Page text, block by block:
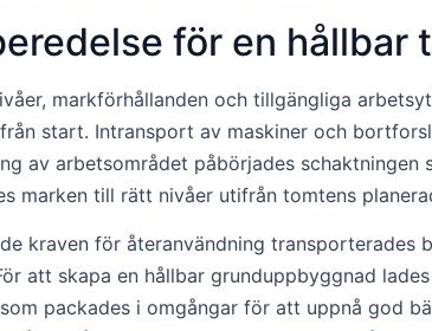
för en hållbar
markförhållanden och tillgängliga
start. Intransport av maskiner och
av arbetsområdet påbörjades schaktningen
marken till rätt nivåer utifrån tomtens
kraven för återanvändning transporterades
att skapa en hållbar grunduppbyggnad
packades i omgångar för att uppnå god